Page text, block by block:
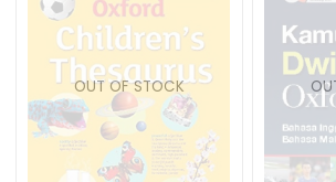
OUT OF STOCK